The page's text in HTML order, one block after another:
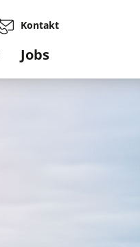
Kontakt
Jobs